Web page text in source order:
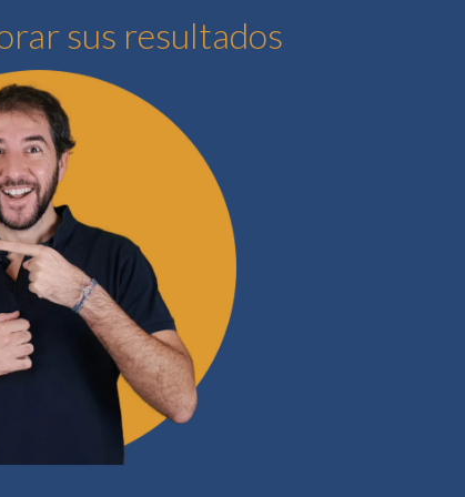
sus resultados